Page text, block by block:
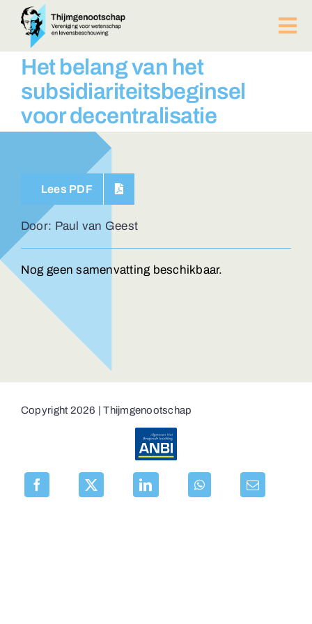
naar
inhoud
BIJEENKOMSTEN
ACTUEEL
Over ons
Contact
ZOEKEN
NAAR:
Het belang van het
subsidiariteitsbeginsel
voor decentralisatie
Lees PDF
Door: Paul van Geest
Nog geen samenvatting beschikbaar.
Copyright 2026 | Thijmgenootschap